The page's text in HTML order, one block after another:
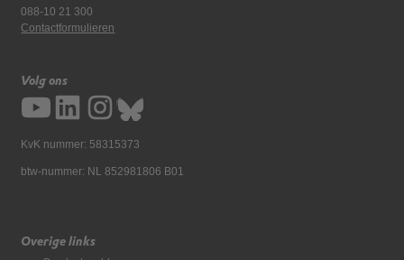
088-10 21 300
Contactformulieren
Volg ons
KvK nummer: 58315373
btw-nummer: NL 852981806 B01
Overige links